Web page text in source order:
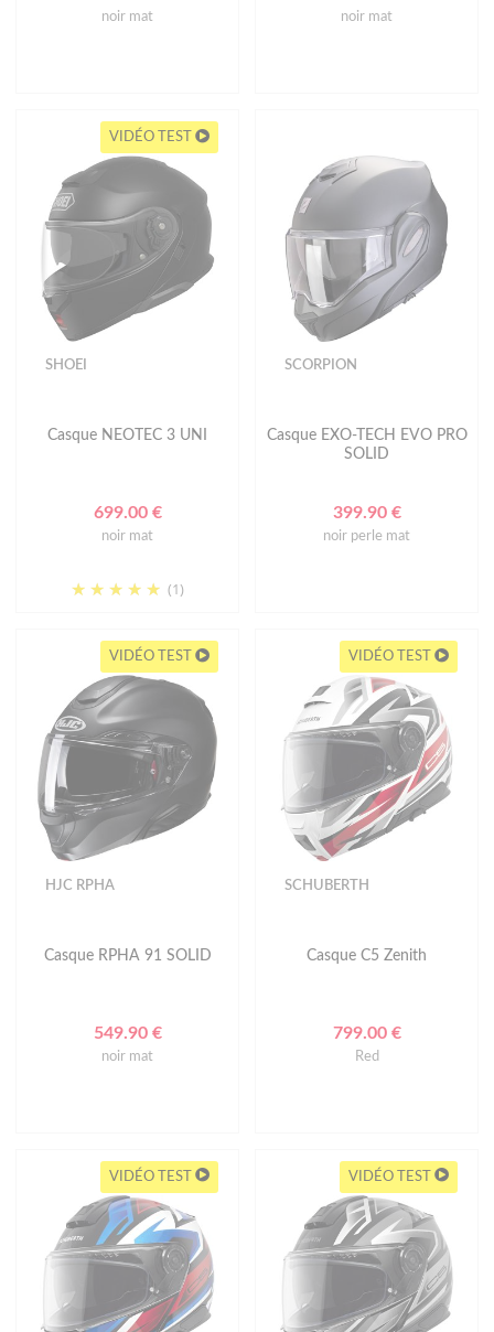
noir mat noir mat
VIDÉO TEST
SHOEI
Casque NEOTEC 3 UNI
699.00 €
noir mat
(1)
SCORPION
Casque EXO-TECH EVO PRO
SOLID
399.90 €
noir perle mat
VIDÉO TEST
HJC RPHA
Casque RPHA 91 SOLID
549.90 €
noir mat
VIDÉO TEST
SCHUBERTH
Casque C5 Zenith
799.00 €
Red
VIDÉO TEST VIDÉO TEST